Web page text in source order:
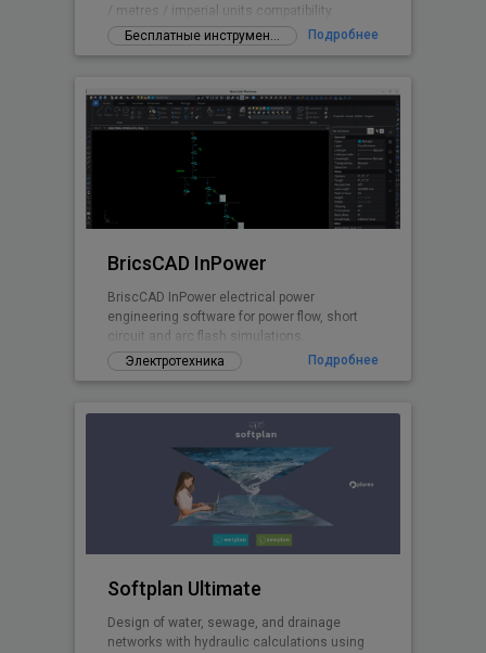
/ metres / imperial units compatibility.
Бесплатные инструменты и дополнения
Подробнее
BricsCAD InPower
BriscCAD InPower electrical power
engineering software for power flow, short
circuit and arc flash simulations.
Электротехника
Подробнее
Softplan Ultimate
Design of water, sewage, and drainage
networks with hydraulic calculations using